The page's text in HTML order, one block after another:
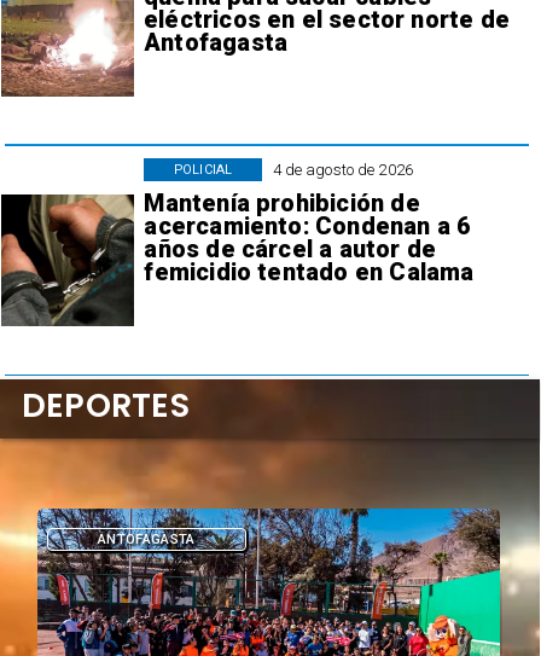
eléctricos en el sector norte de
Antofagasta
4 de agosto de 2026
Mantenía prohibición de
acercamiento: Condenan a 6
años de cárcel a autor de
femicidio tentado en Calama
POLICIAL
DEPORTES
DEPORTES